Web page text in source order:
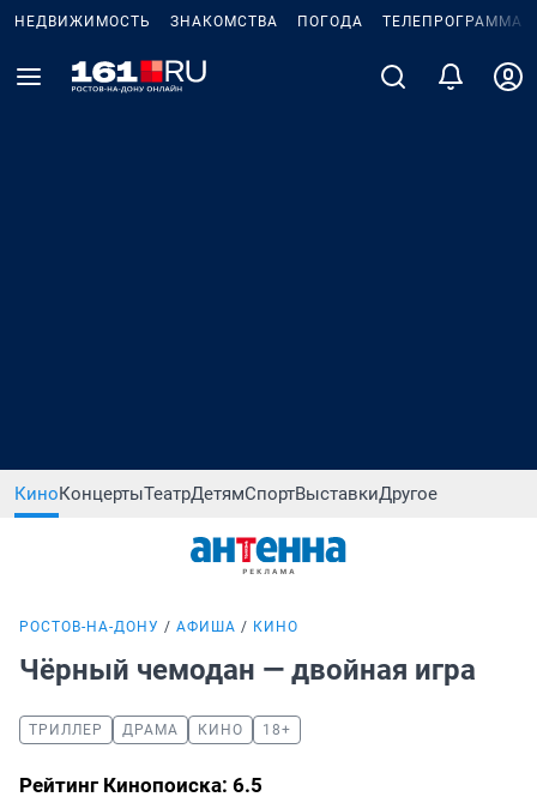
НЕДВИЖИМОСТЬ ЗНАКОМСТВА ПОГОДА ТЕЛЕПРОГРАММА
КиноКонцертыТеатрДетямСпортВыставкиДругое
РОСТОВ-НА-ДОНУ АФИША КИНО
Чёрный чемодан — двойная игра
ТРИЛЛЕР ДРАМА КИНО 18+
Рейтинг Кинопоиска: 6.5